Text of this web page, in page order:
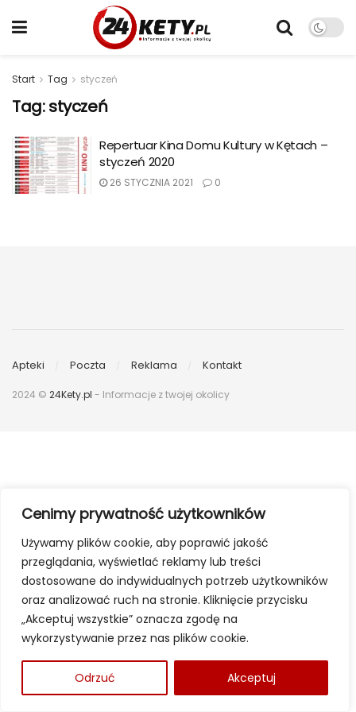
Cenimy prywatność użytkowników
Używamy plików cookie, aby poprawić jakość
przeglądania, wyświetlać reklamy lub treści
dostosowane do indywidualnych potrzeb użytkowników
oraz analizować ruch na stronie. Kliknięcie przycisku
„Akceptuj wszystkie” oznacza zgodę na
wykorzystywanie przez nas plików cookie.
Odrzuć Akceptuj
Start Tag styczeń
Tag:styczeń
Repertuar Kina Domu Kultury w Kętach –
styczeń 2020
26 STYCZNIA 2021 0
Apteki Poczta Reklama Kontakt
2024 © 24Kety.pl - Informacje z twojej okolicy